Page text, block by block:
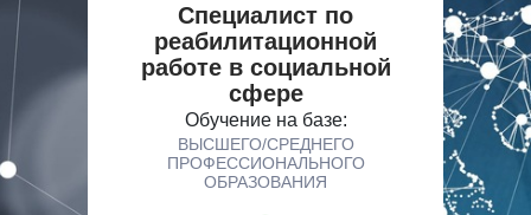
Специалист по
реабилитационной
работе в социальной
сфере
Обучение на базе:
ВЫСШЕГО/СРЕДНЕГО
ПРОФЕССИОНАЛЬНОГО
ОБРАЗОВАНИЯ